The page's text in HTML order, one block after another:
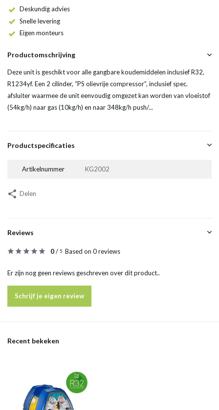
Deskundig advies
Snelle levering
Eigen monteurs
Productomschrijving
Deze unit is geschikt voor alle gangbare koudemiddelen inclusief R32,
R1234yf. Een 2 cilinder, “PS olievrije compressor”, inclusief spec.
afsluiter waarmee de unit eenvoudig omgezet kan worden van vloeistof
(54kg/h) naar gas (10kg/h) en naar 348kg/h push/...
Productspecificaties
Artikelnummer KG2002
Delen
Reviews
0/ 5 Based on 0 reviews
Er zijn nog geen reviews geschreven over dit product..
Schrijf je eigen review
Recent bekeken